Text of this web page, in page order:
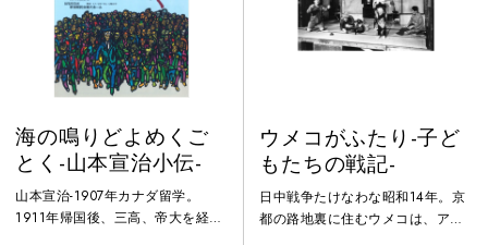
海の鳴りどよめくご
とく-山本宣治小伝-
山本宣治-1907年カナダ留学。
1911年帰国後、三高、帝大を経
ウメコがふたり-子ど
もたちの戦記-
日中戦争たけなわな昭和14年。京
都の路地裏に住むウメコは、アホ